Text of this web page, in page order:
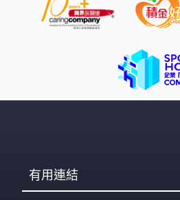
有用連結